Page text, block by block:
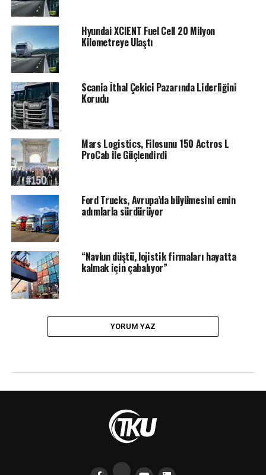
Hyundai XCIENT Fuel Cell 20 Milyon
Kilometreye Ulaştı
Scania İthal Çekici Pazarında Liderliğini
Korudu
Mars Logistics, Filosunu 150 Actros L
ProCab ile Güçlendirdi
Ford Trucks, Avrupa’da büyümesini emin
adımlarla sürdürüyor
“Navlun düştü, lojistik firmaları hayatta
kalmak için çabalıyor”
YORUM YAZ